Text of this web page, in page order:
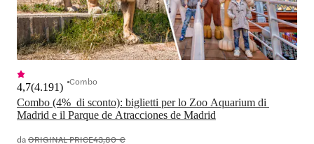
Combo (4%  di sconto): biglietti per lo Zoo Aquarium di
Madrid e il Parque de Atracciones de Madrid
4,7(4.191) Combo
daORIGINAL PRICE43,80 €